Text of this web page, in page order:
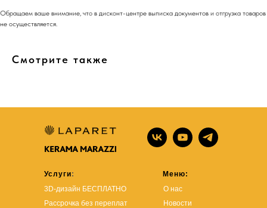
Обращаем ваше внимание, что в дисконт-центре выписка документов и отгрузка товаров
не осуществляется.
Смотрите также
Услуги:
3D-дизайн БЕСПЛАТНО
Рассрочка без переплат
Меню:
О нас
Новости